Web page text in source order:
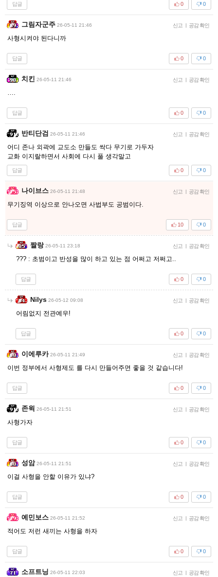
답글 0
0
그림자군주 26-05-11 21:46 신고 | 공감 확인
사형시켜야 된다니까
답글 0
0
치킨 26-05-11 21:46 신고 | 공감 확인
답글 0
0
반티단검 26-05-11 21:46 신고 | 공감 확인
어디 존나 외곽에 교도소 만들도 싹다 무기로 가두자
교화 이지랄하면서 사회에 다시 풀 생각말고
답글 0
0
나이브스 26-05-11 21:48 신고 | 공감 확인
무기징역 이상으로 안나오면 사법부도 공범이다.
답글 0
10
짤랑 26-05-11 23:18 신고 | 공감 확인
??? : 초범이고 반성을 많이 하고 있는 점 어쩌고 저쩌고..
답글 0
0
Nilys 26-05-12 09:08 신고 | 공감 확인
어림없지 전관예우!
답글 0
0
이에루카 26-05-11 21:49 신고 | 공감 확인
이번 정부에서 사형제도 를 다시 만들어주면 좋을 것 같습니다!
답글 0
0
존윅 26-05-11 21:51 신고 | 공감 확인
사형가자
답글 0
0
성암 26-05-11 21:51 신고 | 공감 확인
이걸 사형을 안할 이유가 있냐?
답글 0
0
예민보스 26-05-11 21:52 신고 | 공감 확인
적어도 저런 새끼는 사형을 하자
답글 0
0
소프트닝 26-05-11 22:03 신고 | 공감 확인